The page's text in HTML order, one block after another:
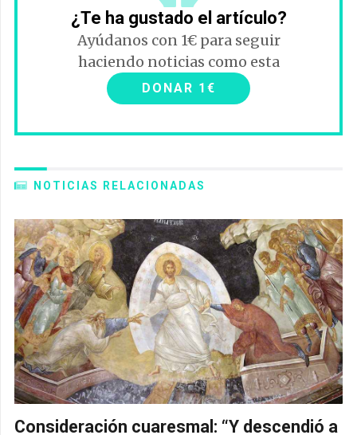
¿Te ha gustado el artículo?
Ayúdanos con 1€ para seguir
haciendo noticias como esta
DONAR 1€
NOTICIAS RELACIONADAS
Consideración cuaresmal: “Y descendió a